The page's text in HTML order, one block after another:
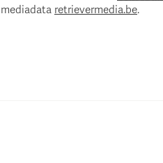
mediadata retrievermedia.be.